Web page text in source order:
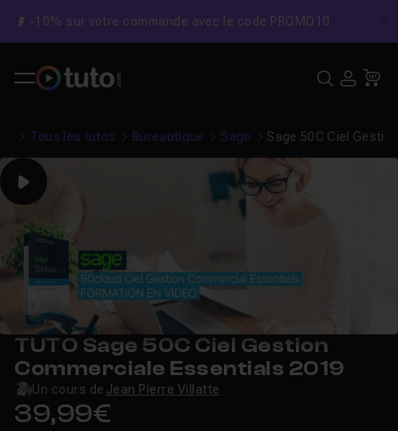
-10% sur votre commande avec le code PROMO10
Tous les tutos Bureautique Sage Sage 50C Ciel
Play
TUTO Sage 50C Ciel Gestion
Commerciale Essentials 2019
Un cours de Jean Pierre Villatte
39,99€